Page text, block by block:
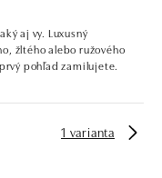
aj vy. Luxusný
žltého alebo ružového
pohľad zamilujete.
1 varianta